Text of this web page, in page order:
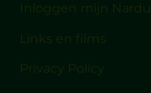
Inloggen mijn Nardus
Links en films
Privacy Policy